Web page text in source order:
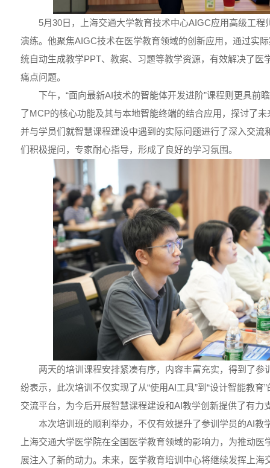
5月30日，上海交通大学教育技术中心AIGC应用高级工程
演练。他聚焦AIGC技术在医学教育领域的创新应用，通过实
统自动生成教学PPT、教案、习题等教学资源，有效解决了医
痛点问题。
下午，“面向最新AI技术的智能体开发进阶”课程则更具前
了MCP的核心功能及其与本地智能终端的结合应用，探讨了
并与学员们就智慧课程建设中遇到的实际问题进行了深入交流
们积极提问，专家耐心指导，形成了良好的学习氛围。
两天的培训课程安排紧凑有序，内容丰富充实，得到了参
纷表示，此次培训不仅实现了从“使用AI工具”到“设计智能教育
交流平台，为今后开展智慧课程建设和AI教学创新提供了有力
本次培训班的顺利举办，不仅有效提升了参训学员的AI教
上海交通大学医学院在全国医学教育领域的影响力，为推动
展注入了新的动力。未来，医学教育培训中心将继续发挥上海